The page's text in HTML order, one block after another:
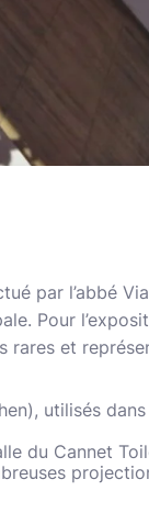
par l’abbé
Pour
rares et
utilisés
du Cannet